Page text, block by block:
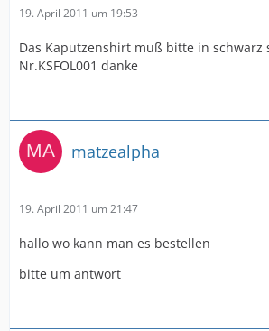
19. April 2011 um 19:53
Das Kaputzenshirt muß bitte in schwarz
Nr.KSFOL001 danke
matzealpha
19. April 2011 um 21:47
hallo wo kann man es bestellen
bitte um antwort